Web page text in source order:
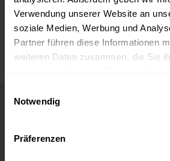
Verwendung unserer Website an
soziale Medien, Werbung und
Partner führen diese Informationen
weiteren Daten zusammen, die Sie
Notwendig
Präferenzen
Preise für Heizöl in Standardqualität nach
Liter inkl. MwSt. und Lieferung bei
Höchst- und
Heizölpreise in